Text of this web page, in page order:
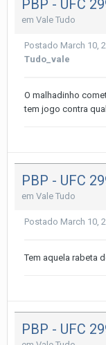
PBP - UFC
em Vale Tudo
Postado March 10,
Tudo_vale
O malhadinho
tem jogo contra
PBP - UFC
em Vale Tudo
Postado March 10,
Tem aquela rabeta
PBP - UFC